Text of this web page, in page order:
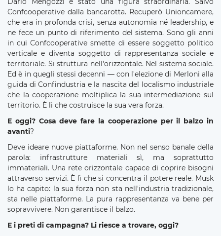
Confcooperative dalla bancarotta. Recuperò Unioncamere,
che era in profonda crisi, senza autonomia né leadership, e
ne fece un punto di riferimento del sistema. Sono gli anni
in cui Confcooperative smette di essere soggetto politico
verticale e diventa soggetto di rappresentanza sociale e
territoriale. Si struttura nell'orizzontale. Nel sistema sociale.
Ed è in quegli stessi decenni — con l'elezione di Merloni alla
guida di Confindustria e la nascita del localismo industriale
che la cooperazione moltiplica la sua intermediazione sul
territorio. È lì che costruisce la sua vera forza.
E oggi? Cosa deve fare la cooperazione per il balzo in
avanti?
Deve ideare nuove piattaforme. Non nel senso banale della
parola: infrastrutture materiali sì, ma soprattutto
immateriali. Una rete orizzontale capace di coprire bisogni
attraverso servizi. È lì che si concentra il potere reale. Musk
lo ha capito: la sua forza non sta nell'industria tradizionale,
sta nelle piattaforme. La pura rappresentanza va bene per
sopravvivere. Non garantisce il balzo.
E i preti di campagna? Li riesce a trovare, oggi?